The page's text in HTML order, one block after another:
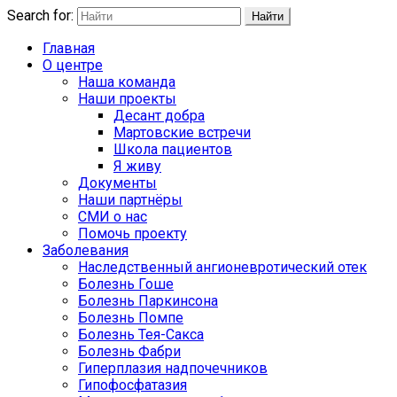
Search for: Найти
Главная
О центре
Наша команда
Наши проекты
Десант добра
Мартовские встречи
Школа пациентов
Я живу
Документы
Наши партнёры
СМИ о нас
Помочь проекту
Заболевания
Наследственный ангионевротический отек
Болезнь Гоше
Болезнь Паркинсона
Болезнь Помпе
Болезнь Тея-Сакса
Болезнь Фабри
Гиперплазия надпочечников
Гипофосфатазия